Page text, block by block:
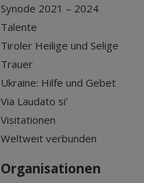
Synode 2021 – 2024
Talente
Tiroler Heilige und Selige
Trauer
Ukraine: Hilfe und Gebet
Via Laudato si'
Visitationen
Weltweit verbunden
Organisationen